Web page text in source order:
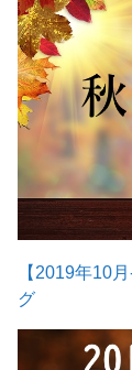
【2019年10
グ